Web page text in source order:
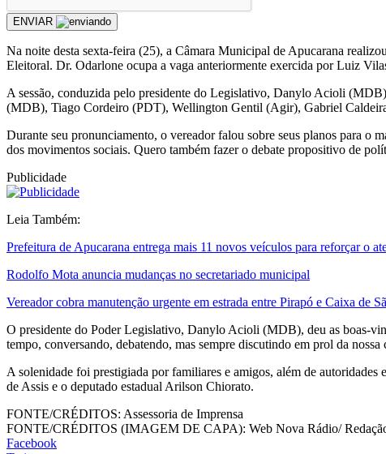
ENVIAR
Na noite desta sexta-feira (25), a Câmara Municipal de Apucarana
Eleitoral. Dr. Odarlone ocupa a vaga anteriormente exercida por Luiz
A sessão, conduzida pelo presidente do Legislativo, Danylo Acioli
(MDB), Tiago Cordeiro (PDT), Wellington Gentil (Agir), Gabriel
Durante seu pronunciamento, o vereador falou sobre seus planos para o
dos movimentos sociais. Quero também fazer o debate propositivo de
Publicidade
Leia Também:
Prefeitura de Apucarana entrega mais 11 novos veículos para reforçar o
Rodolfo Mota anuncia mudanças no secretariado municipal
Vereador cobra manutenção urgente em estrada entre Pirapó e Caixa de
O presidente do Poder Legislativo, Danylo Acioli (MDB), deu as boas-
tempo, conversando, debatendo, mas sempre discutindo em prol da nossa
A solenidade foi prestigiada por familiares e amigos, além de
de Assis e o deputado estadual Arilson Chiorato.
FONTE/CRÉDITOS: Assessoria de Imprensa
FONTE/CRÉDITOS (IMAGEM DE CAPA): Web Nova Rádio/
Facebook